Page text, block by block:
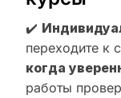
✔️
переходите к
когда
работы